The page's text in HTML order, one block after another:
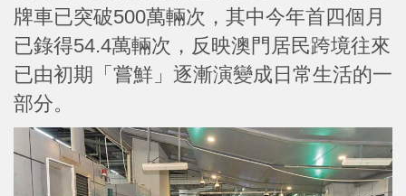
牌車已突破500萬輛次，其中今年首四個月
已錄得54.4萬輛次，反映澳門居民跨境往來
已由初期「嘗鮮」逐漸演變成日常生活的一
部分。